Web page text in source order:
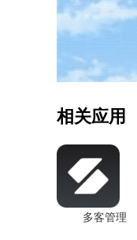
相关应用
多客管理